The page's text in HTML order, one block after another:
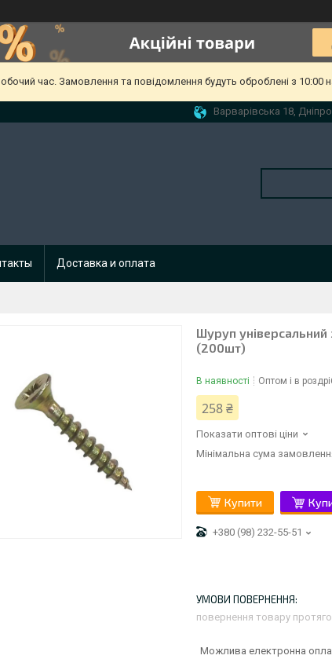
час. Замовлення та повідомлення будуть оброблені з
Варварівська 18,
Доставка и оплата
Шуруп
(200шт)
В наявності Оптом і в
258 ₴
Показати оптові ціни
Мінімальна сума
Купити
+380 (98) 232-55-51
повернення товару